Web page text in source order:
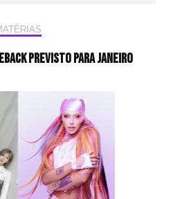
previsto para janeiro